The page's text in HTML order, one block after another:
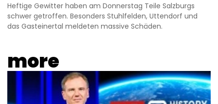
Heftige Gewitter haben am Donnerstag Teile Salzburgs
schwer getroffen. Besonders Stuhlfelden, Uttendorf und
das Gasteinertal meldeten massive Schäden.
more